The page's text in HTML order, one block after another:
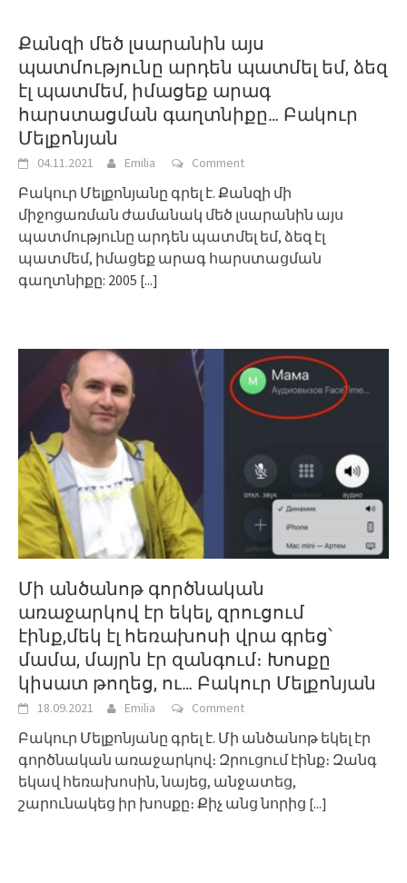
Քանզի մեծ լսարանին այս
պատմությունը արդեն պատմել եմ, ձեզ
էլ պատմեմ, իմացեք արագ
հարստացման գաղտնիքը… Բակուր
Մելքոնյան
04.11.2021 Emilia Comment
Բակուր Մելքոնյանը գրել է. Քանզի մի
միջոցառման ժամանակ մեծ լսարանին այս
պատմությունը արդեն պատմել եմ, ձեզ էլ
պատմեմ, իմացեք արագ հարստացման
գաղտնիքը: 2005 [...]
Մի անծանոթ գործնական
առաջարկով էր եկել, զրուցում
էինք,մեկ էլ հեռախոսի վրա գրեց՝
մամա, մայրն էր զանգում։ Խոսքը
կիսատ թողեց, ու… Բակուր Մելքոնյան
18.09.2021 Emilia Comment
Բակուր Մելքոնյանը գրել է. Մի անծանոթ եկել էր
գործնական առաջարկով։ Զրուցում էինք։ Զանգ
եկավ հեռախոսին, նայեց, անջատեց,
շարունակեց իր խոսքը։ Քիչ անց նորից [...]